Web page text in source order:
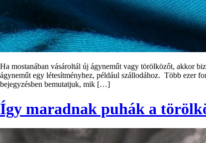
Ha mostanában vásároltál új ágyneműt vagy törölközőt, akkor
ágyneműt egy létesítményhez, például szállodához. Több ezer
bejegyzésben bemutatjuk, mik […]
Így maradnak puhák a